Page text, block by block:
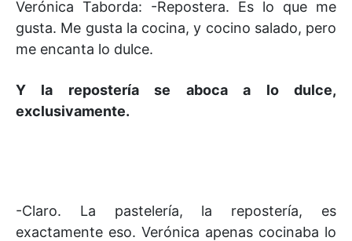
Verónica Taborda: -Repostera. Es lo que me
gusta. Me gusta la cocina, y cocino salado, pero
me encanta lo dulce.
Y la repostería se aboca a lo dulce,
exclusivamente.
-Claro. La pastelería, la repostería, es
exactamente eso. Verónica apenas cocinaba lo